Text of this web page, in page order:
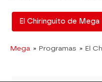
El Chiringuito de Mega
Mega » Programas » El